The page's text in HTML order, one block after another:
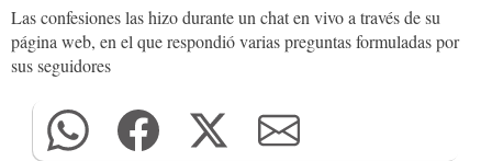
Las confesiones las hizo durante un chat en vivo a través de su
página web, en el que respondió varias preguntas formuladas por
sus seguidores